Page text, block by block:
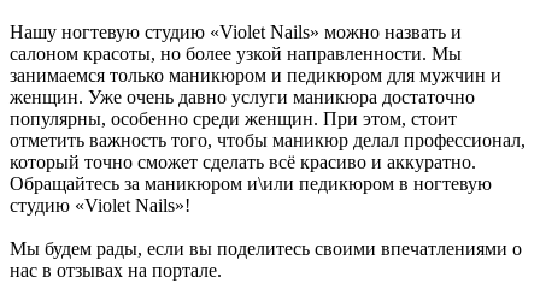
Нашу ногтевую студию «Violet Nails» можно назвать и
салоном красоты, но более узкой направленности. Мы
занимаемся только маникюром и педикюром для мужчин и
женщин. Уже очень давно услуги маникюра достаточно
популярны, особенно среди женщин. При этом, стоит
отметить важность того, чтобы маникюр делал профессионал,
который точно сможет сделать всё красиво и аккуратно.
Обращайтесь за маникюром и\или педикюром в ногтевую
студию «Violet Nails»!
Мы будем рады, если вы поделитесь своими впечатлениями о
нас в отзывах на портале.